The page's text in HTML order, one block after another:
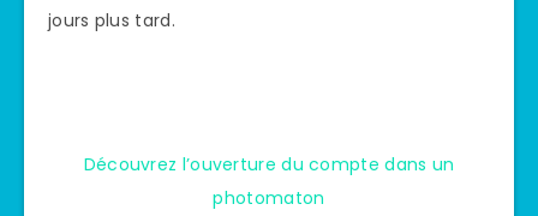
jours plus tard.
Découvrez l’ouverture du compte dans un
photomaton